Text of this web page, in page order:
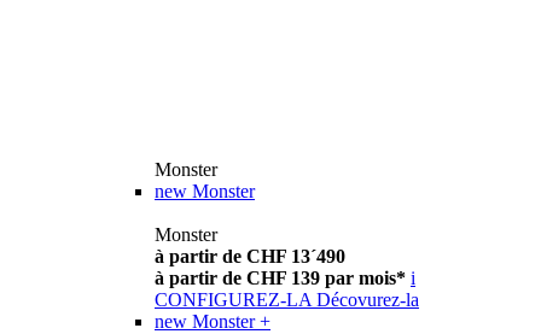
Monster
new Monster
Monster
à partir de CHF 13´490
à partir de CHF 139 par mois* i
CONFIGUREZ-LA Décovurez-la
new Monster +